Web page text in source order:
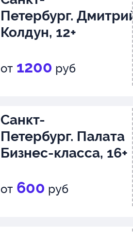
Петербург.
Колдун, 12+
от 1200 руб
Санкт-
Петербург. Палата
Бизнес-класса, 16+
от 600 руб